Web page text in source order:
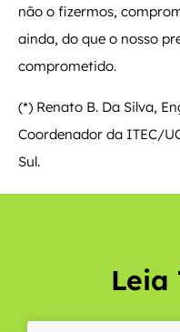
não o fizermos,
ainda, do que o nosso
comprometido.
(*) Renato B. Da Silva,
Coordenador da ITEC/
Sul.
Leia